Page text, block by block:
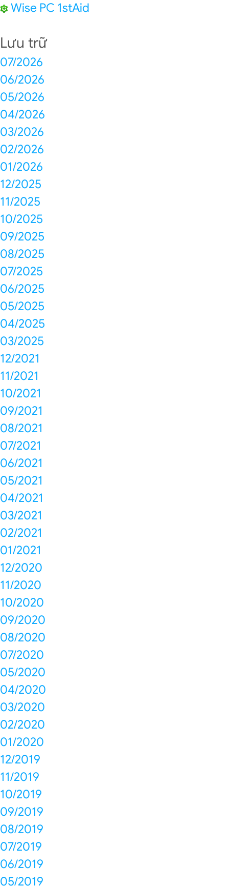
Wise PC 1stAid
Lưu trữ
07/2026
06/2026
05/2026
04/2026
03/2026
02/2026
01/2026
12/2025
11/2025
10/2025
09/2025
08/2025
07/2025
06/2025
05/2025
04/2025
03/2025
12/2021
11/2021
10/2021
09/2021
08/2021
07/2021
06/2021
05/2021
04/2021
03/2021
02/2021
01/2021
12/2020
11/2020
10/2020
09/2020
08/2020
07/2020
05/2020
04/2020
03/2020
02/2020
01/2020
12/2019
11/2019
10/2019
09/2019
08/2019
07/2019
06/2019
05/2019